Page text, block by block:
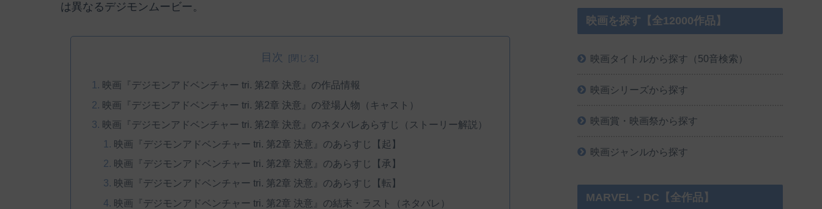
は異なるデジモンムービー。
目次
映画『デジモンアドベンチャー tri. 第2章 決意』の作品情報
映画『デジモンアドベンチャー tri. 第2章 決意』の登場人物（キャスト）
映画『デジモンアドベンチャー tri. 第2章 決意』のネタバレあらすじ（ストーリー解説）
映画『デジモンアドベンチャー tri. 第2章 決意』のあらすじ【起】
映画『デジモンアドベンチャー tri. 第2章 決意』のあらすじ【承】
映画『デジモンアドベンチャー tri. 第2章 決意』のあらすじ【転】
映画『デジモンアドベンチャー tri. 第2章 決意』の結末・ラスト（ネタバレ）
映画を探す【全12000作品】
映画タイトルから探す（50音検索）
映画シリーズから探す
映画賞・映画祭から探す
映画ジャンルから探す
MARVEL・DC【全作品】